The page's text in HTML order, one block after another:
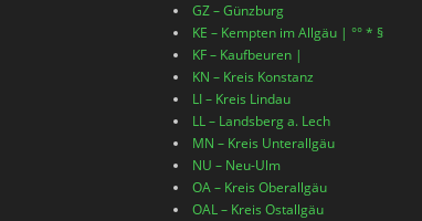
GZ – Günzburg
KE – Kempten im Allgäu | °° * §
KF – Kaufbeuren |
KN – Kreis Konstanz
LI – Kreis Lindau
LL – Landsberg a. Lech
MN – Kreis Unterallgäu
NU – Neu-Ulm
OA – Kreis Oberallgäu
OAL – Kreis Ostallgäu